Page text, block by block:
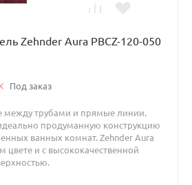
Zehnder Aura PBCZ-120-050
Под заказ
между трубами и прямые линии.
продуманную конструкцию
ванных комнат. Zehnder Aura
цвете и с высококачественной